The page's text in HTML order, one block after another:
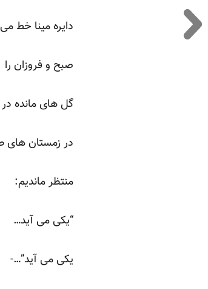
دایره مینا خط
صبح و فروزان را
گل های مانده در
در زمستان های
منتظر ماندیم:
“یکی می آید…
یکی می آید”…-